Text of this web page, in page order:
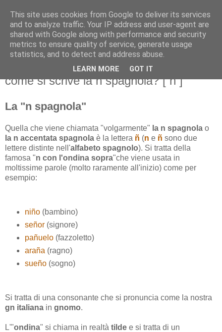
venerdì 5 aprile 2013
come si scrive la n spagnola? [ ñ ]
La "n spagnola"
Quella che viene chiamata "volgarmente" la n spagnola o
la n accentata spagnola è la lettera ñ (n e ñ sono due
lettere distinte nell'alfabeto spagnolo). Si tratta della
famosa "n con l'ondina sopra"che viene usata in
moltissime parole (molto raramente all'inizio) come per
esempio:
niño (bambino)
señor (signore)
pañuelo (fazzoletto)
araña (ragno)
sueño (sogno)
Si tratta di una consonante che si pronuncia come la nostra
gn italiana in gnomo.
L'"ondina" si chiama in realtà tilde e si tratta di un
This site uses cookies from Google to deliver its services
and to analyze traffic. Your IP address and user-agent are
shared with Google along with performance and security
metrics to ensure quality of service, generate usage
statistics, and to detect and address abuse.
LEARN MORE GOT IT